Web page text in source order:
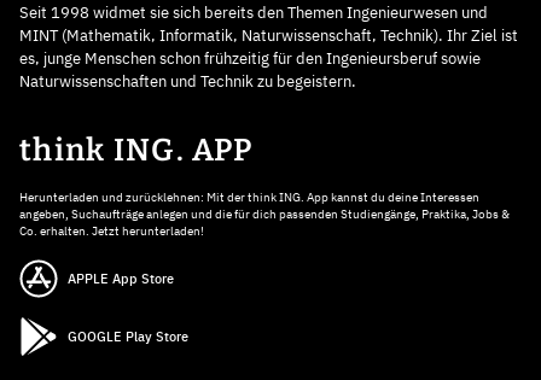
Seit 1998 widmet sie sich bereits den Themen Ingenieurwesen und
MINT (Mathematik, Informatik, Naturwissenschaft, Technik). Ihr Ziel ist
es, junge Menschen schon frühzeitig für den Ingenieursberuf sowie
Naturwissenschaften und Technik zu begeistern.
think ING. APP
Herunterladen und zurücklehnen: Mit der think ING. App kannst du deine Interessen
angeben, Suchaufträge anlegen und die für dich passenden Studiengänge, Praktika, Jobs &
Co. erhalten. Jetzt herunterladen!
APPLE App Store
GOOGLE Play Store